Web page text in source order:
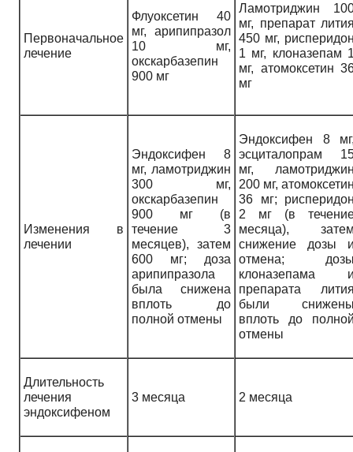
Первоначальное
лечение
Флуоксетин 40
мг, арипипразол
10 мг,
окскарбазепин
900 мг
Ламотриджин
мг, препарат
450 мг,
1 мг, клоназепам
мг, атомоксетин
мг
Изменения в
лечении
Эндоксифен 8
мг, ламотриджин
300 мг,
окскарбазепин
900 мг (в
течение 3
месяцев), затем
600 мг; доза
арипипразола
была снижена
вплоть до
полной отмены
Эндоксифен 8
эсциталопрам
мг,
200 мг,
36 мг;
2 мг (в
месяца),
снижение дозы
отмена;
клоназепама
препарата
были
вплоть до
отмены
Длительность
лечения
эндоксифеном
3 месяца 2 месяца